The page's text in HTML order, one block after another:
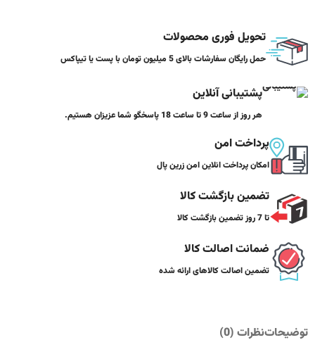
تحویل فوری محصولات
حمل رایگان سفارشات بالای 5 میلیون تومان با پست یا تیپاکس
پشتیبانی آنلاین
هر روز از ساعت 9 تا ساعت 18 پاسخگو شما عزیزان هستیم.
پرداخت امن
امکان پرداخت انلاین امن زرین پال
تضمین بازگشت کالا
تا 7 روز تضمین بازگشت کالا
ضمانت اصالت کالا
تضمین اصالت کالاهای ارائه شده
توضیحاتنظرات (0)